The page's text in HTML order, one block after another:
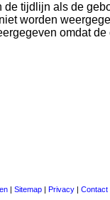
tijdlijn als de
worden
omdat de
| Sitemap | Privacy | Contact